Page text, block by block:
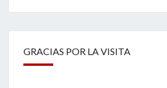
GRACIAS POR LA VISITA